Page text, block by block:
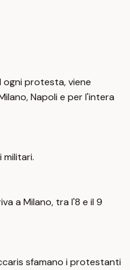
ogni protesta, viene
Napoli e per l'intera
militari.
a Milano, tra l'8 e il 9
sfamano i protestanti